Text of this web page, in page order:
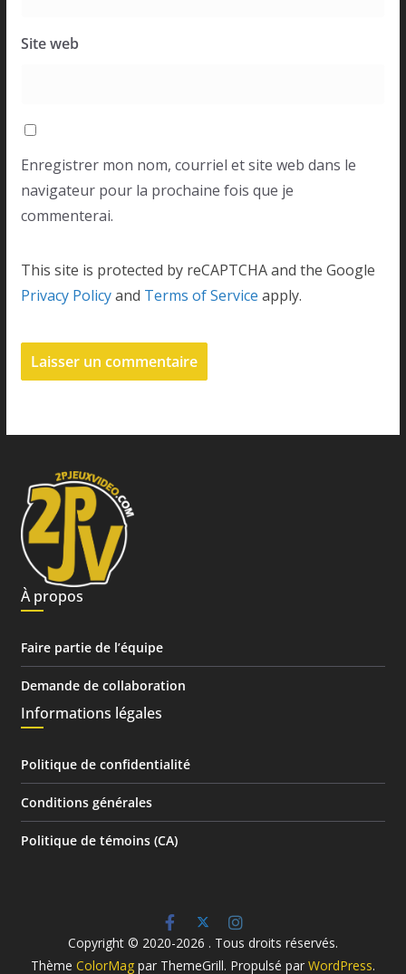
Site web
Enregistrer mon nom, courriel et site web dans le
navigateur pour la prochaine fois que je
commenterai.
This site is protected by reCAPTCHA and the Google
Privacy Policyand Terms of Service apply.
À propos
Faire partie de l’équipe
Demande de collaboration
Informations légales
Politique de confidentialité
Conditions générales
Politique de témoins (CA)
Copyright © 2020-2026 . Tous droits réservés.
Thème ColorMagpar ThemeGrill. Propulsé par WordPress.